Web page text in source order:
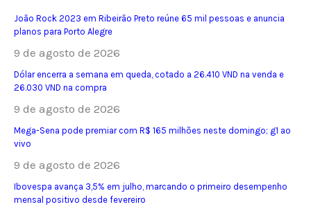
João Rock 2023 em Ribeirão Preto reúne 65 mil pessoas e anuncia
planos para Porto Alegre
9 de agosto de 2026
Dólar encerra a semana em queda, cotado a 26.410 VND na venda e
26.030 VND na compra
9 de agosto de 2026
Mega-Sena pode premiar com R$ 165 milhões neste domingo; g1 ao
vivo
9 de agosto de 2026
Ibovespa avança 3,5% em julho, marcando o primeiro desempenho
mensal positivo desde fevereiro